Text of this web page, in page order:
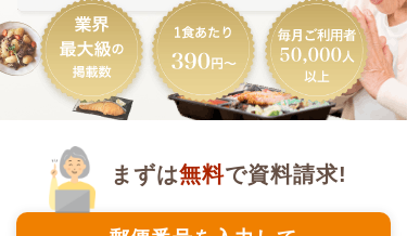
まずは無料で資料請求!